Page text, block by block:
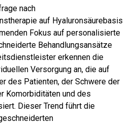
nach
auf Hyaluronsäurebasis
Fokus auf personalisierte
Behandlungsansätze
erkennen die
Versorgung an, die auf
des Patienten, der Schwere der
Komorbiditäten und des
Dieser Trend führt die